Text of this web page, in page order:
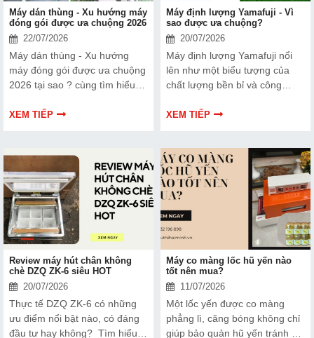
Máy dán thùng - Xu hướng máy
đóng gói được ưa chuộng 2026
22/07/2026
Máy dán thùng - Xu hướng
máy đóng gói được ưa chuộng
2026 tại sao ? cùng tìm hiểu
của sieuthihaiminh nhé!
XEM TIẾP
Máy định lượng Yamafuji - Vì
sao được ưa chuộng?
20/07/2026
Máy định lượng Yamafuji nổi
lên như một biểu tượng của
chất lượng bền bỉ và công
làm nên sức hút mạnh mẽ của
Yamafuji cho dây chuyền của
mình?
XEM TIẾP
Review máy hút chân không
chè DZQ ZK-6 siêu HOT
20/07/2026
Thực tế DZQ ZK-6 có những
ưu điểm nổi bật nào, có đáng
đầu tư hay không? Tìm hiểu
Máy co màng lốc hũ yến nào
tốt nên mua?
11/07/2026
Một lốc yến được co màng
phẳng lì, căng bóng không chỉ
giúp bảo quản hũ yến tránh bụi